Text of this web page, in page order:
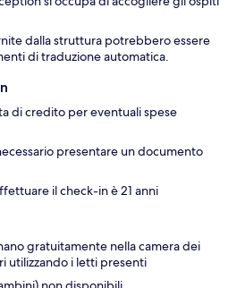
dalla struttura potrebbero essere
di traduzione automatica.
di credito per eventuali spese
presentare un documento
il check-in è 21 anni
gratuitamente nella camera dei
utilizzando i letti presenti